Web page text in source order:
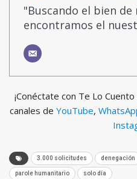
"Buscando el bien
encontramos el
¡Conéctate con Te Lo
canales de YouTube,
3.000 solicitudes denegación
parole humanitario solo día